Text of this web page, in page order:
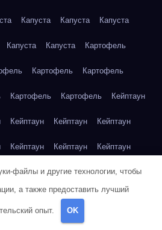
Капуста Капуста Капуста
Капуста Капуста Картофель
Картофель Картофель
Картофель Картофель Кейптаун
Кейптаун Кейптаун Кейптаун
Кейптаун Кейптаун Кейптаун
Кейптаун Кейптаун Кейптаун
Кейптаун
Клубника
файлы и другие технологии, чтобы
а также предоставить лучший
опыт. OK